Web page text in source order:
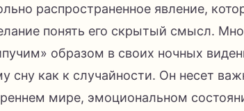
распространенное явление,
понять его скрытый смысл.
образом в своих ночных
сну как к случайности. Он несет
мире, эмоциональном